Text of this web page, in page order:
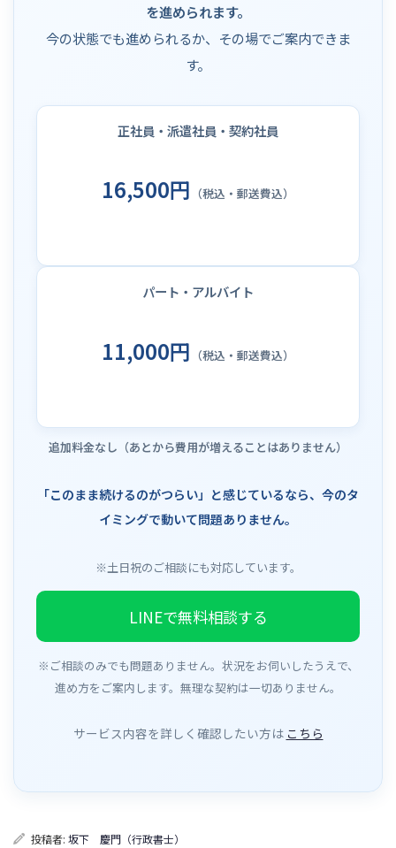
を進められます。
今の状態でも進められるか、その場でご案内できま
す。
正社員・派遣社員・契約社員
16,500円 （税込・郵送費込）
パート・アルバイト
11,000円 （税込・郵送費込）
追加料金なし（あとから費用が増えることはありません）
「このまま続けるのがつらい」と感じているなら、今のタ
イミングで動いて問題ありません。
※土日祝のご相談にも対応しています。
LINEで無料相談する
※ご相談のみでも問題ありません。状況をお伺いしたうえで、
進め方をご案内します。無理な契約は一切ありません。
サービス内容を詳しく確認したい方は こちら
投稿者: 坂下 慶門（行政書士）